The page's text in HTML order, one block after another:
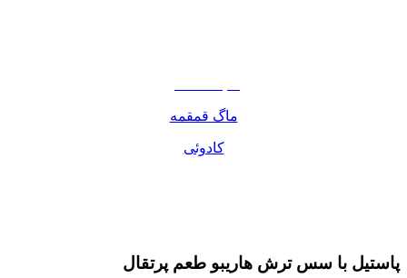
ماگ قمقمه
کادوئی
پاستیل با سس ترش هاریبو طعم پرتقال